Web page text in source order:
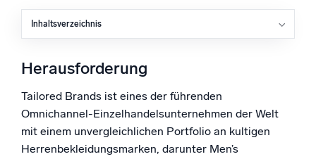
Intelligente Cloud-Abläufe
Protokollanalyse
Leistungsstarke Integrationen
Inhaltsverzeichnis
Herausforderung
Ergebnisse
Herausforderung
Tailored Brands ist eines der führenden
Omnichannel-Einzelhandelsunternehmen der Welt
mit einem unvergleichlichen Portfolio an kultigen
Herrenbekleidungsmarken, darunter Men’s